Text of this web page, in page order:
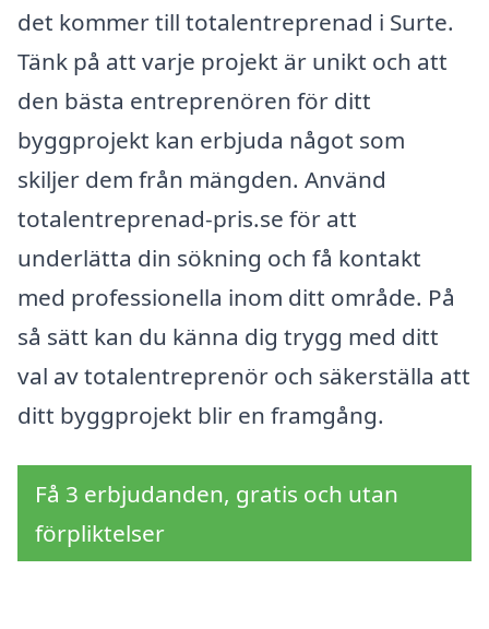
det kommer till totalentreprenad i Surte.
Tänk på att varje projekt är unikt och att
den bästa entreprenören för ditt
byggprojekt kan erbjuda något som
skiljer dem från mängden. Använd
totalentreprenad-pris.se för att
underlätta din sökning och få kontakt
med professionella inom ditt område. På
så sätt kan du känna dig trygg med ditt
val av totalentreprenör och säkerställa att
ditt byggprojekt blir en framgång.
Få 3 erbjudanden, gratis och utan
förpliktelser